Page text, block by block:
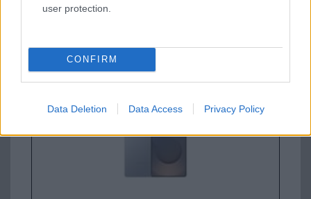
user protection.
CONFIRM
Data Deletion Data Access Privacy Policy
Samsung Galaxy S26 Ultra